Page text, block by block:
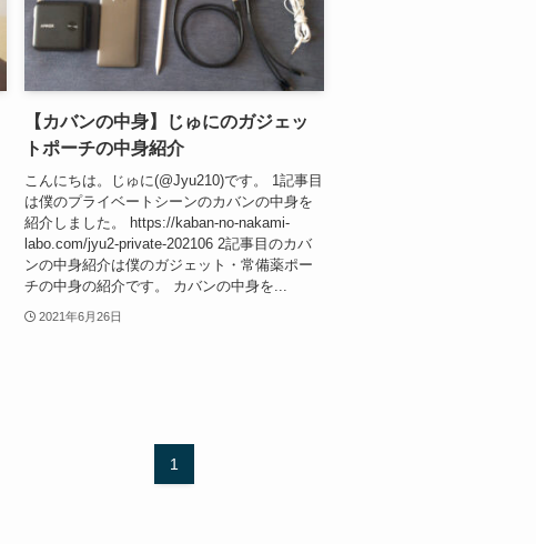
【カバンの中身】じゅにのガジェッ
トポーチの中身紹介
こんにちは。じゅに(@Jyu210)です。 1記事目
は僕のプライベートシーンのカバンの中身を
紹介しました。 https://kaban-no-nakami-
labo.com/jyu2-private-202106 2記事目のカバ
ンの中身紹介は僕のガジェット・常備薬ポー
チの中身の紹介です。 カバンの中身を...
2021年6月26日
1